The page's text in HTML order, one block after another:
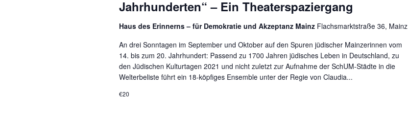
Jahrhunderten“ – Ein Theaterspaziergang
Haus des Erinnerns – für Demokratie und Akzeptanz Mainz Flachsmarktstraße 36, Mainz
An drei Sonntagen im September und Oktober auf den Spuren jüdischer Mainzerinnen vom
14. bis zum 20. Jahrhundert: Passend zu 1700 Jahren jüdisches Leben in Deutschland, zu
den Jüdischen Kulturtagen 2021 und nicht zuletzt zur Aufnahme der SchUM-Städte in die
Welterbeliste führt ein 18-köpfiges Ensemble unter der Regie von Claudia...
€20